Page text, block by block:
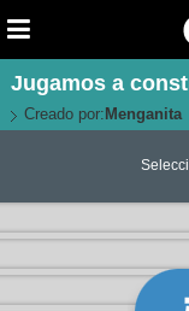
Jugamos a
Creado por: Menganita